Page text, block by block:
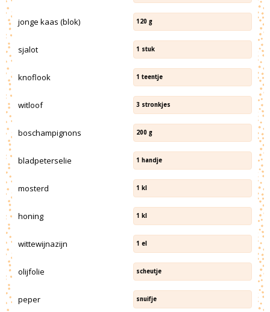
jonge kaas (blok) 120 g
sjalot 1 stuk
knoflook 1 teentje
witloof 3 stronkjes
boschampignons 200 g
bladpeterselie 1 handje
mosterd 1 kl
honing 1 kl
wittewijnazijn 1 el
olijfolie scheutje
peper snuifje